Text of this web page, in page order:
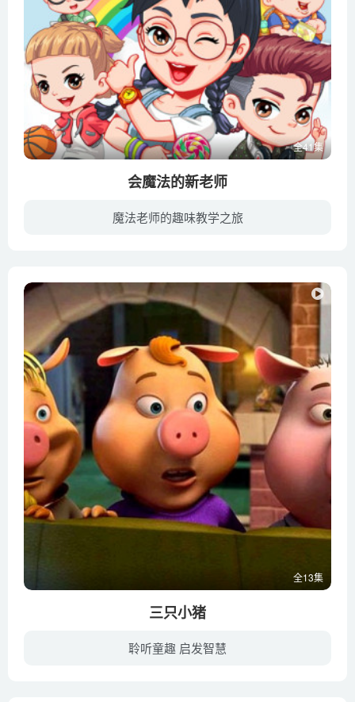
全41集
会魔法的新老师
魔法老师的趣味教学之旅
全13集
三只小猪
聆听童趣 启发智慧